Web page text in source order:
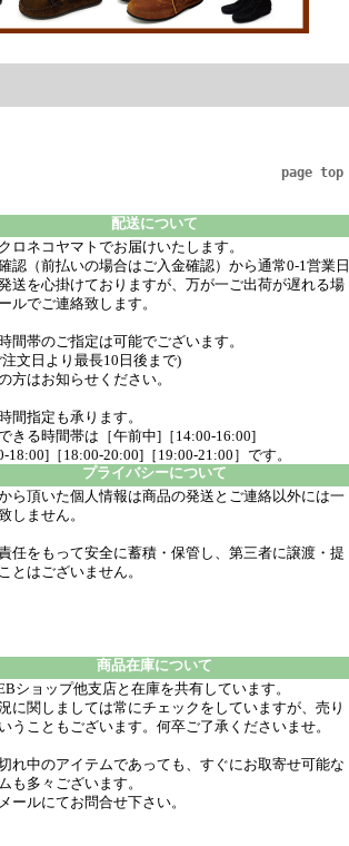
page top
配送について
ロネコヤマトでお届けいたします。
認（前払いの場合はご入金確認）から通常0-1営業日
送を心掛けておりますが、万が一ご出荷が遅れる場
ルでご連絡致します。
間帯のご指定は可能でございます。
文日より最長10日後まで)
方はお知らせください。
間指定も承ります。
きる時間帯は［午前中]［14:00-16:00]
18:00]［18:00-20:00]［19:00-21:00］です。
プライバシーについて
ら頂いた個人情報は商品の発送とご連絡以外には一
しません。
任をもって安全に蓄積・保管し、第三者に譲渡・提
とはございません。
商品在庫について
ショップ他支店と在庫を共有しています。
に関しましては常にチェックをしていますが、売り
うこともございます。何卒ご了承くださいませ。
れ中のアイテムであっても、すぐにお取寄せ可能な
も多々ございます。
ールにてお問合せ下さい。